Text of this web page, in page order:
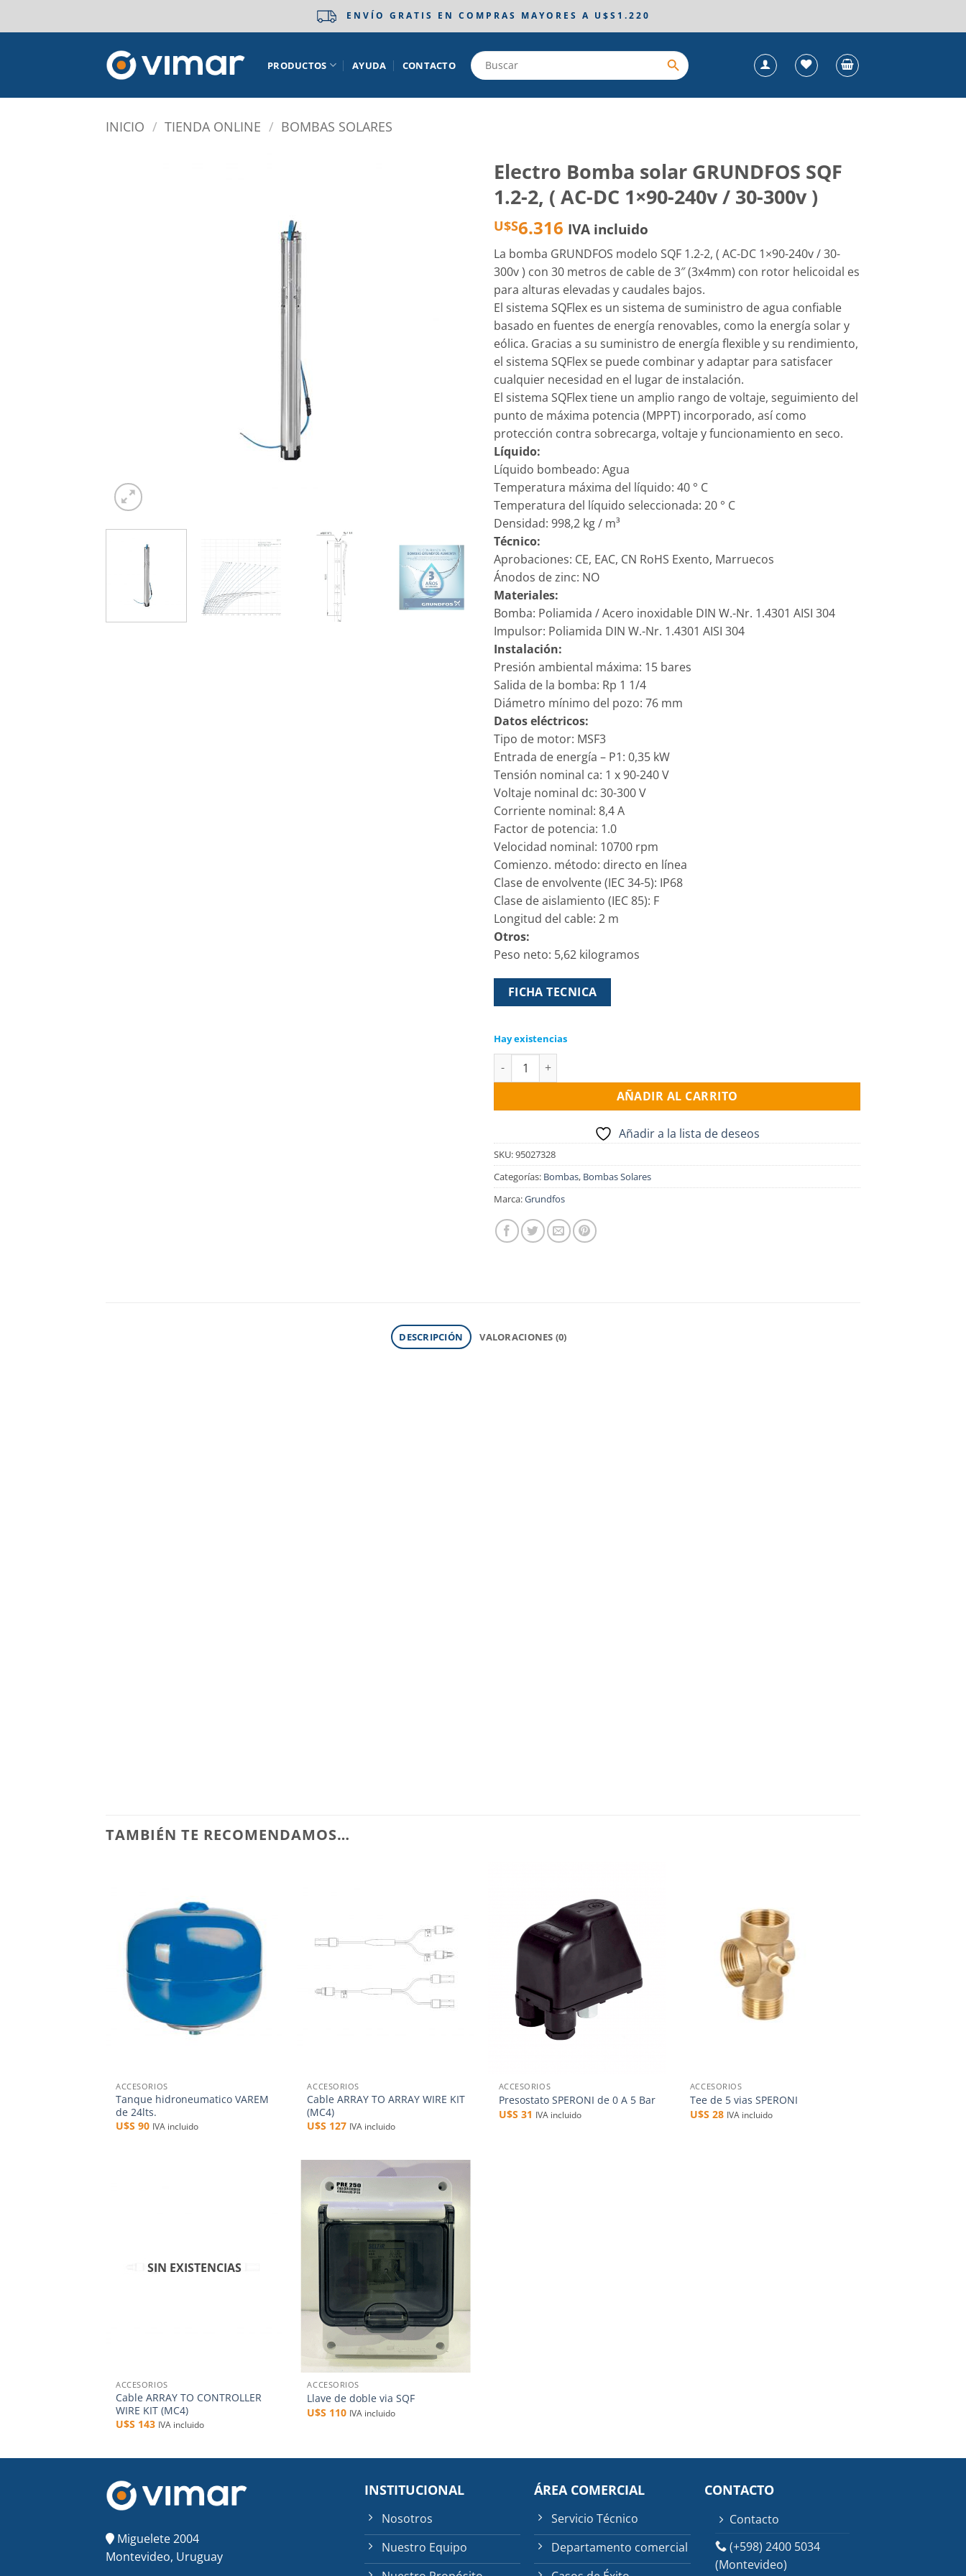
ENVÍO GRATIS EN COMPRAS MAYORES A U$S1.220
PRODUCTOS AYUDA CONTACTO
INICIO / TIENDA ONLINE / BOMBAS SOLARES
Electro Bomba solar GRUNDFOS SQF
1.2-2, ( AC-DC 1×90-240v / 30-300v )
U$S6.316 IVA incluido
La bomba GRUNDFOS modelo SQF 1.2-2, ( AC-DC 1×90-240v / 30-
300v ) con 30 metros de cable de 3″ (3x4mm) con rotor helicoidal es
para alturas elevadas y caudales bajos.
El sistema SQFlex es un sistema de suministro de agua confiable
basado en fuentes de energía renovables, como la energía solar y
eólica. Gracias a su suministro de energía flexible y su rendimiento,
el sistema SQFlex se puede combinar y adaptar para satisfacer
cualquier necesidad en el lugar de instalación.
El sistema SQFlex tiene un amplio rango de voltaje, seguimiento del
punto de máxima potencia (MPPT) incorporado, así como
protección contra sobrecarga, voltaje y funcionamiento en seco.
Líquido:
Líquido bombeado: Agua
Temperatura máxima del líquido: 40 ° C
Temperatura del líquido seleccionada: 20 ° C
Densidad: 998,2 kg / m³
Técnico:
Aprobaciones: CE, EAC, CN RoHS Exento, Marruecos
Ánodos de zinc: NO
Materiales:
Bomba: Poliamida / Acero inoxidable DIN W.-Nr. 1.4301 AISI 304
Impulsor: Poliamida DIN W.-Nr. 1.4301 AISI 304
Instalación:
Presión ambiental máxima: 15 bares
Salida de la bomba: Rp 1 1/4
Diámetro mínimo del pozo: 76 mm
Datos eléctricos:
Tipo de motor: MSF3
Entrada de energía – P1: 0,35 kW
Tensión nominal ca: 1 x 90-240 V
Voltaje nominal dc: 30-300 V
Corriente nominal: 8,4 A
Factor de potencia: 1.0
Velocidad nominal: 10700 rpm
Comienzo. método: directo en línea
Clase de envolvente (IEC 34-5): IP68
Clase de aislamiento (IEC 85): F
Longitud del cable: 2 m
Otros:
Peso neto: 5,62 kilogramos
FICHA TECNICA
Hay existencias
Electro Bomba solar GRUNDFOS SQF 1.2-2, ( AC-DC 1x90-240v / 30-300v ) cantidad
AÑADIR AL CARRITO
Añadir a la lista de deseos
SKU:95027328
Categorías: Bombas, Bombas Solares
Marca:Grundfos
DESCRIPCIÓN VALORACIONES (0)
TAMBIÉN TE RECOMENDAMOS…
lista de
deseos
ACCESORIOS
Tanque hidroneumatico VAREM
de 24lts.
U$S90 IVA incluido
deseos
ACCESORIOS
Cable ARRAY TO ARRAY WIRE KIT
(MC4)
U$S 127 IVA incluido
deseos
ACCESORIOS
Presostato SPERONI de 0 A 5 Bar
U$S 31 IVA incluido
ACCESORIOS
Tee de 5 vias SPERONI
U$S 28 IVA incluido
SIN EXISTENCIAS
ACCESORIOS
Cable ARRAY TO CONTROLLER
WIRE KIT (MC4)
U$S 143 IVA incluido
Añadir
a la
lista de
deseos
ACCESORIOS
Llave de doble via SQF
U$S 110 IVA incluido
Miguelete 2004
Montevideo, Uruguay
INSTITUCIONAL
Nosotros
Nuestro Equipo
ÁREA COMERCIAL
Servicio Técnico
Departamento comercial
CONTACTO
Contacto
(+598) 2400 5034
(Montevideo)